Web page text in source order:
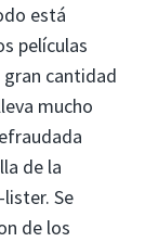
está
películas
gran cantidad
mucho
de la
Se
de los